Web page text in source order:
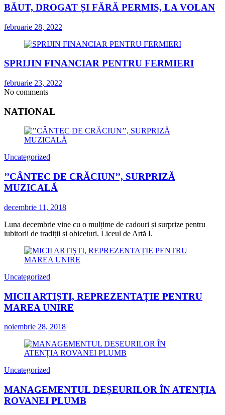
BĂUT, DROGAT ȘI FĂRĂ PERMIS, LA VOLAN
februarie 28, 2022
SPRIJIN FINANCIAR PENTRU FERMIERI
februarie 23, 2022
No comments
NATIONAL
Uncategorized
’’CÂNTEC DE CRĂCIUN’’, SURPRIZĂ
MUZICALĂ
decembrie 11, 2018
Luna decembrie vine cu o mulțime de cadouri și surprize pentru
iubitorii de tradiții și obiceiuri. Liceul de Artă I.
Uncategorized
MICII ARTIȘTI, REPREZENTAȚIE PENTRU
MAREA UNIRE
noiembrie 28, 2018
Uncategorized
MANAGEMENTUL DEȘEURILOR ÎN ATENȚIA
ROVANEI PLUMB